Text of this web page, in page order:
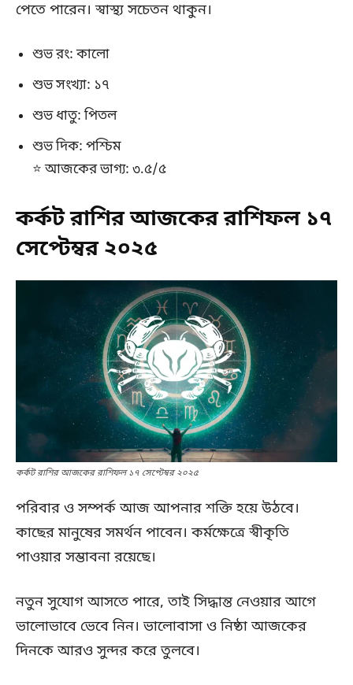
পেতে পারেন। স্বাস্থ্য সচেতন থাকুন।
শুভ রং: কালো
শুভ সংখ্যা: ১৭
শুভ ধাতু: পিতল
শুভ দিক: পশ্চিম
⭐ আজকের ভাগ্য: ৩.৫/৫
কর্কট রাশির আজকের রাশিফল ১৭
সেপ্টেম্বর ২০২৫
কর্কট রাশির আজকের রাশিফল ১৭ সেপ্টেম্বর ২০২৫
পরিবার ও সম্পর্ক আজ আপনার শক্তি হয়ে উঠবে।
কাছের মানুষের সমর্থন পাবেন। কর্মক্ষেত্রে স্বীকৃতি
পাওয়ার সম্ভাবনা রয়েছে।
নতুন সুযোগ আসতে পারে, তাই সিদ্ধান্ত নেওয়ার আগে
ভালোভাবে ভেবে নিন। ভালোবাসা ও নিষ্ঠা আজকের
দিনকে আরও সুন্দর করে তুলবে।